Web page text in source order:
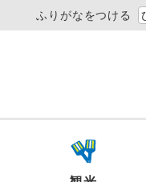
ふりがなをつける